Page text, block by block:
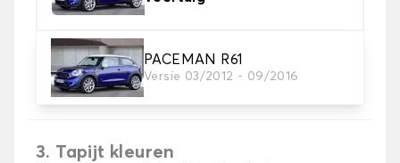
PACEMAN R61
Versie 03/2012 - 09/2016
2. Materiaal
Kies het materiaal van uw kofferbakmat
3. Tapijt kleuren